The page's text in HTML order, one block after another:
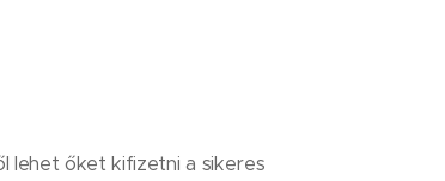
lehet őket kifizetni a sikeres